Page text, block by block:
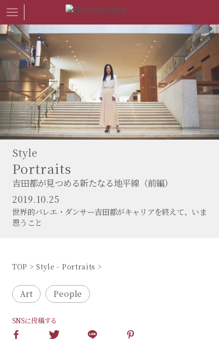
Style
Portraits
吉田都が見つめる新たなる地平線（前編）
2019.10.25
世界的バレエ・ダンサー吉田都がキャリアを終えて、いま
思うこと
TOP Style - Portraits
Art People
SNSに投稿する